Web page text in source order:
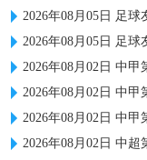
2026年08月05日 足
2026年08月05日 足
2026年08月02日 中甲第
2026年08月02日 中甲第
2026年08月02日 中甲第
2026年08月02日 中超第